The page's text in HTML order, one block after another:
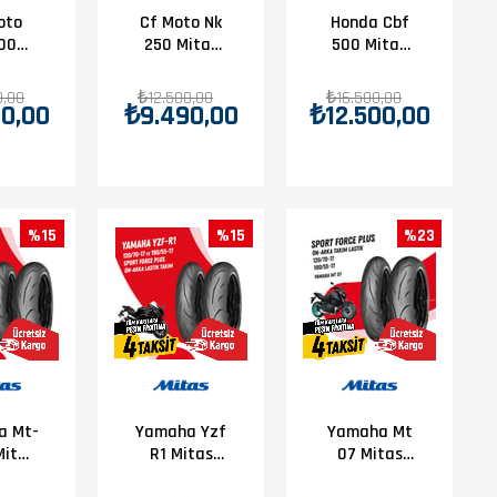
+
-
Cf Moto Nk
250 Mitas
+ Takım
110/70-17 -
150/60-17
₺9.490,00
₺12.500,00
Honda Cbf
500 Mitas
+ Lastik
Takımı
₺12.500,00
₺16.500,00
Mt-
%15
Yamaha Yzf
R1 Mitas
%15
Yamaha Mt
07 Mitas
%23